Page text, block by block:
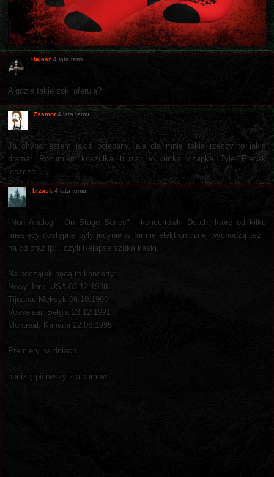
Hajasz 4 lata temu
A gdzie takie zoki oferują?
Zsamot 4 lata temu
Ja chyba jestem jakiś pojebany, ale dla mnie takie rzeczy to jakiś
dramat. Rozumiem koszulka, bluza, no kurtka, czapka. Tyle. Plecak
jeszcze.
brzask 4 lata temu
"Non Analog - On Stage Series" - koncertówki Death, które od kilku
miesięcy dostępne były jedynie w formie elektronicznej wychodzą też i
na cd oraz lp... czyli Relapse szuka kaski.
Na początek będą to koncerty:
Nowy Jork, USA 03.12.1988
Tijuana, Meksyk 06.10.1990
Vosselaar, Belgia 23.12.1991
Montreal, Kanada 22.06.1995
Premiery na dniach
poniżej pierwszy z albumów